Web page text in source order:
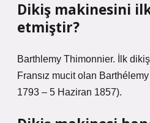
Dikiş makinesini
etmiştir?
Barthlemy Thimonnier. İlk
Fransız mucit olan
1793 – 5 Haziran 1857).